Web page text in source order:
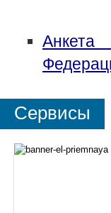
Сервисы